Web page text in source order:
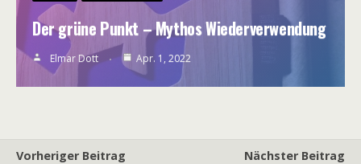
Der grüne Punkt – Mythos Wiederverwendung
Elmar Dott Apr. 1, 2022
Vorheriger Beitrag
Nächster Beitrag